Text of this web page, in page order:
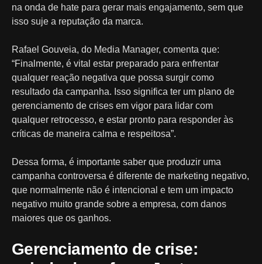
na onda de hate para gerar mais engajamento, sem que
isso suje a reputação da marca.
Rafael Gouveia, do Media Manager, comenta que:
“Finalmente, é vital estar preparado para enfrentar
qualquer reação negativa que possa surgir como
resultado da campanha. Isso significa ter um plano de
gerenciamento de crises em vigor para lidar com
qualquer retrocesso, e estar pronto para responder às
críticas de maneira calma e respeitosa”.
Dessa forma, é importante saber que produzir uma
campanha controversa é diferente de marketing negativo,
que normalmente não é intencional e tem um impacto
negativo muito grande sobre a empresa, com danos
maiores que os ganhos.
Gerenciamento de crise: